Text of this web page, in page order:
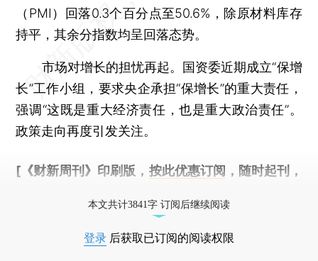
（PMI）回落0.3个百分点至50.6%，除原材料库存
持平，其余分指数均呈回落态势。
市场对增长的担忧再起。国资委近期成立“保增
长”工作小组，要求央企承担“保增长”的重大责任，
强调“这既是重大经济责任，也是重大政治责任”。
政策走向再度引发关注。
[《财新周刊》印刷版， 按此优惠订阅 ，随时起刊，
本文共计3841字 订阅后继续阅读
登录 后获取已订阅的阅读权限